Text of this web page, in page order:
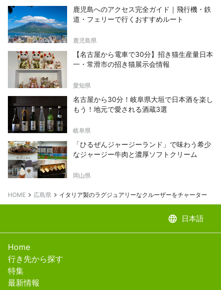
鹿児島へのアクセス完全ガイド｜飛行機・鉄
道・フェリーで行くおすすめルート
鹿児島県
【名古屋から電車で30分】招き猫生産量日本
一・常滑市の招き猫展示会情報
愛知県
名古屋から30分！岐阜県大垣で日本酒を楽し
もう！地元で愛される酒蔵3選
岐阜県
「ひるぜんジャージーランド」で味わう希少
なジャージー牛肉と濃厚ソフトクリーム
岡山県
HOME 広島県 イタリア製のラグジュアリーなクルーザーをチャーター
language 日本語
Home
行き先から探す
特集
最新情報